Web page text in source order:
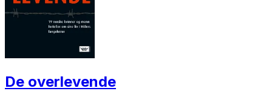
De overlevende